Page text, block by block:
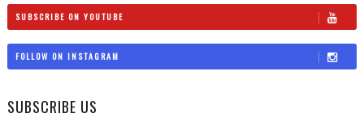
SUBSCRIBE ON YOUTUBE
FOLLOW ON INSTAGRAM
SUBSCRIBE US